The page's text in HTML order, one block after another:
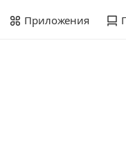
Приложения